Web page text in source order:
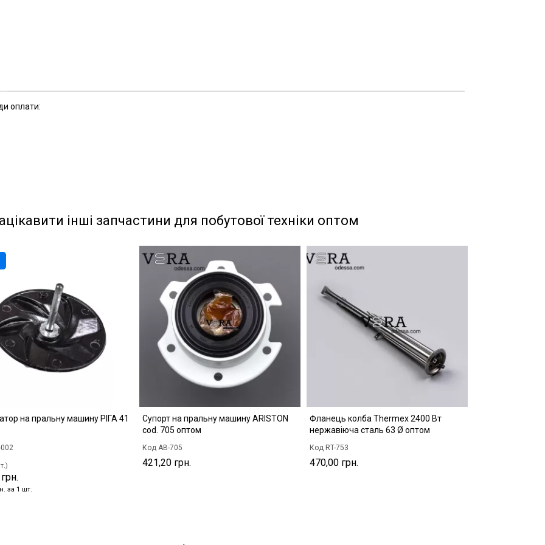
оплати:
інші запчастини для побутової техніки оптом
на пральну машину РІГА 41
за 1 шт.
Супорт на пральну машину ARISTON
cod. 705 оптом
Код AB-705
421,20 грн.
Фланець колба Thermex 2400 Вт
нержавіюча сталь 63 Ø оптом
Код RT-753
470,00 грн.